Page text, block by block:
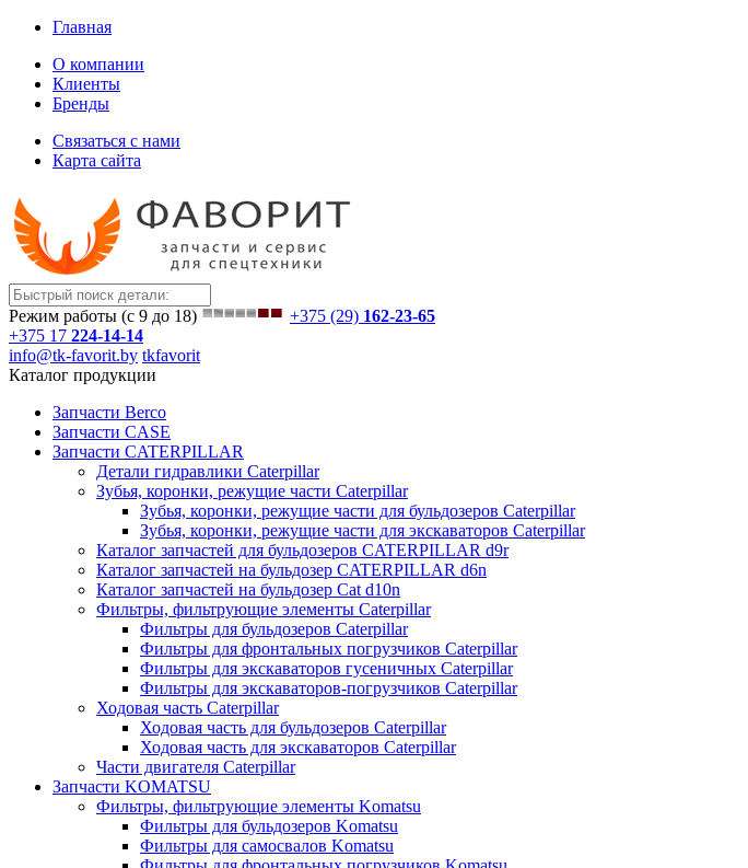
Главная
О компании
Клиенты
Бренды
Связаться с нами
Карта сайта
Режим работы (с 9 до 18) +375 (29) 162-23-65
+375 17 224-14-14
info@tk-favorit.by tkfavorit
Каталог продукции
Запчасти Berco
Запчасти CASE
Запчасти CATERPILLAR
Детали гидравлики Caterpillar
Зубья, коронки, режущие части Caterpillar
Зубья, коронки, режущие части для бульдозеров Caterpillar
Зубья, коронки, режущие части для экскаваторов Caterpillar
Каталог запчастей для бульдозеров CATERPILLAR d9r
Каталог запчастей на бульдозер CATERPILLAR d6n
Каталог запчастей на бульдозер Сat d10n
Фильтры, фильтрующие элементы Caterpillar
Фильтры для бульдозеров Caterpillar
Фильтры для фронтальных погрузчиков Caterpillar
Фильтры для экскаваторов гусеничных Caterpillar
Фильтры для экскаваторов-погрузчиков Caterpillar
Ходовая часть Caterpillar
Ходовая часть для бульдозеров Caterpillar
Ходовая часть для экскаваторов Caterpillar
Части двигателя Caterpillar
Запчасти KOMATSU
Фильтры, фильтрующие элементы Komatsu
Фильтры для бульдозеров Komatsu
Фильтры для самосвалов Komatsu